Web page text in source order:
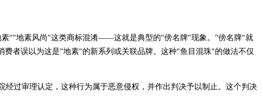
素""地素风尚"这类商标混淆——这就是典型的"傍名牌"现象。"傍名牌"就
者误以为这是"地素"的新系列或关联品牌。这种"鱼目混珠"的做法不仅
过审理认定，这种行为属于恶意侵权，并作出判决予以制止。这个判决